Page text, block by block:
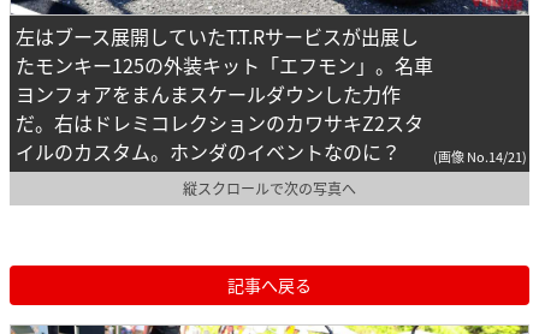
左はブース展開していたT.T.Rサービスが出展し
たモンキー125の外装キット「エフモン」。名車
ヨンフォアをまんまスケールダウンした力作
だ。右はドレミコレクションのカワサキZ2スタ
イルのカスタム。ホンダのイベントなのに？
(画像 No.14/21)
縦スクロールで次の写真へ
記事へ戻る